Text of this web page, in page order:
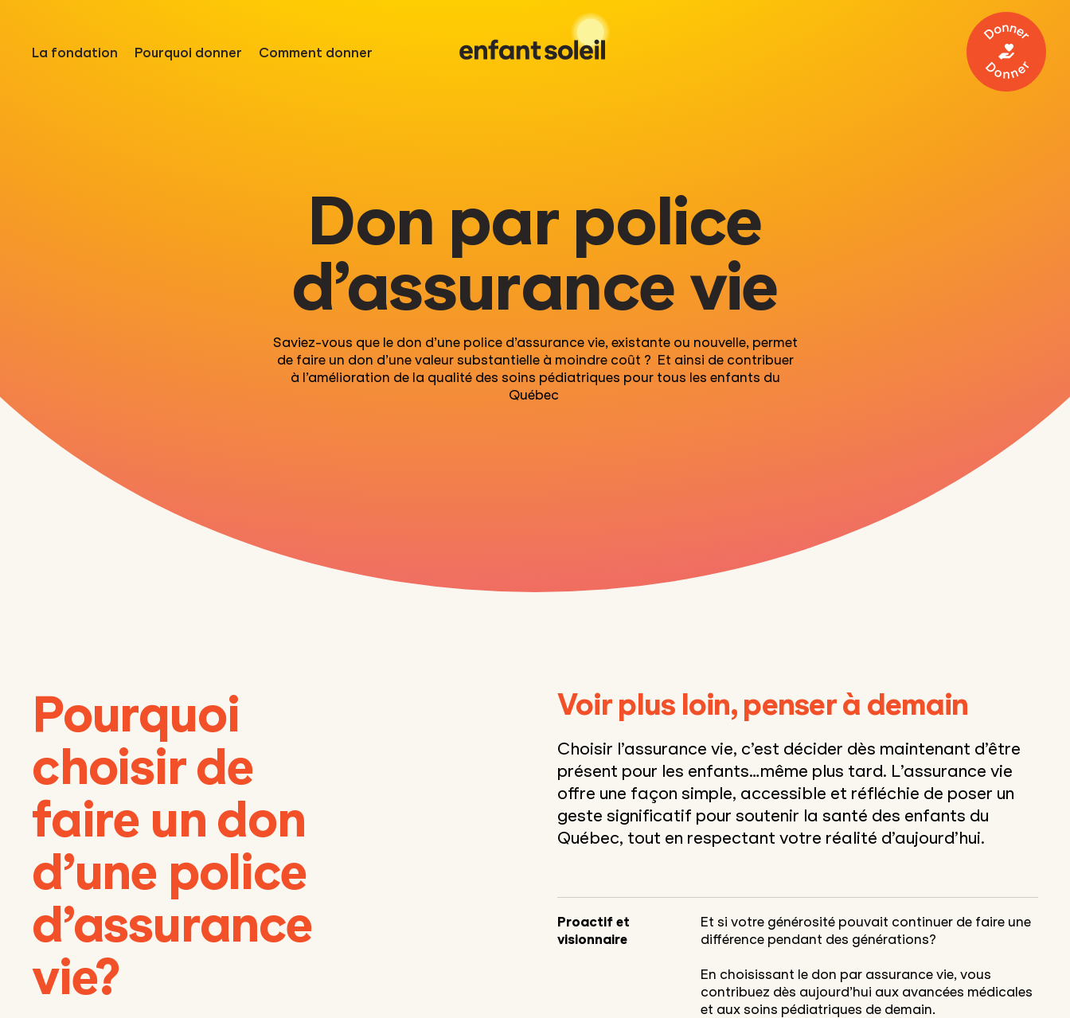
La fondation Pourquoi donner Comment donner Donner
Don par police
d’assurance vie
Saviez-vous que le don d’une police d’assurance vie, existante ou nouvelle, permet
de faire un don d’une valeur substantielle à moindre coût ? Et ainsi de contribuer
à l’amélioration de la qualité des soins pédiatriques pour tous les enfants du
Québec
Pourquoi
choisir de
faire un don
d’une police
d’assurance
vie?
Voir plus loin, penser à demain
Choisir l’assurance vie, c’est décider dès maintenant d’être
présent pour les enfants…même plus tard. L’assurance vie
offre une façon simple, accessible et réfléchie de poser un
geste significatif pour soutenir la santé des enfants du
Québec, tout en respectant votre réalité d’aujourd’hui.
Proactif et
visionnaire
Et si votre générosité pouvait continuer de faire une
différence pendant des générations?
En choisissant le don par assurance vie, vous
contribuez dès aujourd’hui aux avancées médicales
et aux soins pédiatriques de demain.